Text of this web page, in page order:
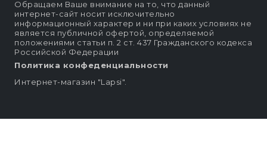
Обращаем Ваше внимание на то, что данный
интернет-сайт носит исключительно
информационный характер и ни при каких условиях не
является публичной офертой, определяемой
положениями статьи п. 2 ст. 437 Гражданского кодекса
Российской Федерации
Политика конфеденциальности
Интернет-магазин "Lapsi".